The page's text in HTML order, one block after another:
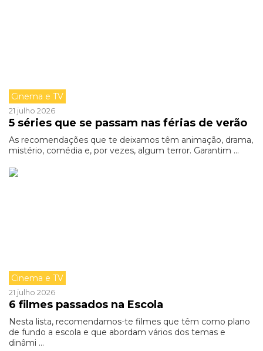
Cinema e TV
21 julho 2026
5 séries que se passam nas férias de verão
As recomendações que te deixamos têm animação, drama,
mistério, comédia e, por vezes, algum terror. Garantim ...
Cinema e TV
21 julho 2026
6 filmes passados na Escola
Nesta lista, recomendamos-te filmes que têm como plano
de fundo a escola e que abordam vários dos temas e
dinâmi ...